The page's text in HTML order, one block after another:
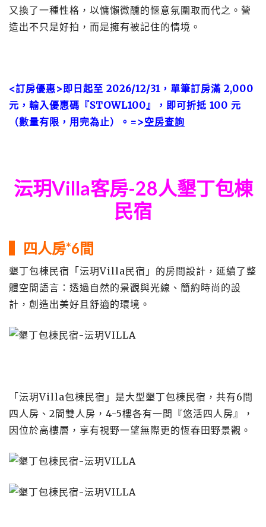
又換了一種性格，以慵懶微醺的愜意氛圍取而代之。營
造出不只是好拍，而是擁有被記住的情境。
<訂房優惠>即日起至 2026/12/31，單筆訂房滿 2,000
元，輸入優惠碼『STOWL100』，即可折抵 100 元
（數量有限，用完為止）。=>空房查詢
沄玥Villa客房-28人墾丁包棟
民宿
▍四人房*6間
墾丁包棟民宿「沄玥Villa民宿」的房間設計，延續了整
體空間語言：透過自然的景觀與光線、簡約時尚的設
計，創造出美好且舒適的環境。
「沄玥Villa包棟民宿」是大型墾丁包棟民宿，共有6間
四人房、2間雙人房，4-5樓各有一間『悠活四人房』，
因位於高樓層，享有視野一望無際更的恆春田野景觀。